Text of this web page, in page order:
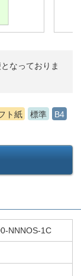
なっておりま
ト紙 標準
B4
NNNOS-1C